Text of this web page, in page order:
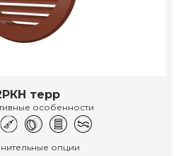
терр
особенности
опции